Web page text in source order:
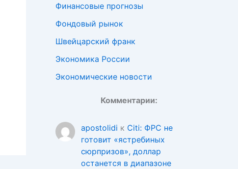
Финансовые прогнозы
Фондовый рынок
Швейцарский франк
Экономика России
Экономические новости
Комментарии:
apostolidi к Citi: ФРС не
готовит «ястребиных
сюрпризов», доллар
останется в диапазоне